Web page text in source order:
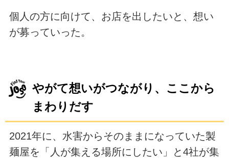
個人の方に向けて、お店を出したいと、想い
が募っていった。
やがて想いがつながり、ここから
まわりだす
2021年に、水害からそのままになっていた製
麺屋を「人が集える場所にしたい」と4社が集